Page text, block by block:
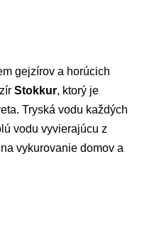
gejzírov a horúcich
Stokkur, ktorý je
Tryská vodu každých
vodu vyvierajúcu z
vykurovanie domov a